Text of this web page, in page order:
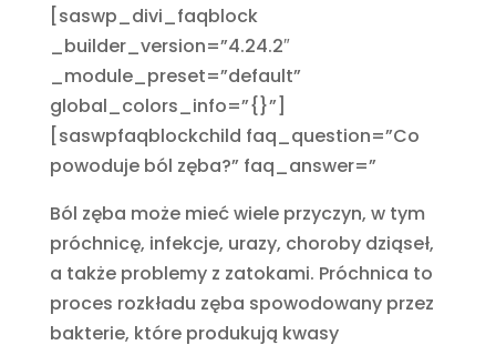
[saswp_divi_faqblock
_builder_version=”4.24.2″
_module_preset=”default”
global_colors_info=”{}”]
[saswpfaqblockchild faq_question=”Co
powoduje ból zęba?” faq_answer=”
Ból zęba może mieć wiele przyczyn, w tym
próchnicę, infekcje, urazy, choroby dziąseł,
a także problemy z zatokami. Próchnica to
proces rozkładu zęba spowodowany przez
bakterie, które produkują kwasy